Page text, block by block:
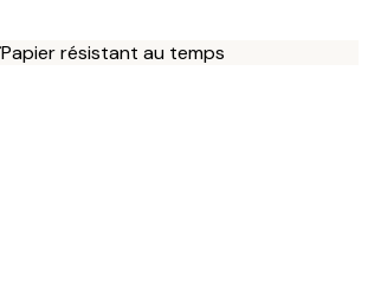
Papier résistant au temps